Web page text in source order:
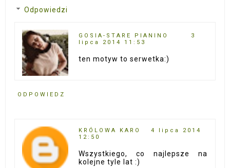
Odpowiedzi
GOSIA-STARE PIANINO
3
lipca 2014 11:53
ten motyw to serwetka:)
ODPOWIEDZ
KRÓLOWA KARO
4 lipca 2014
12:50
Wszystkiego, co najlepsze na
kolejne tyle lat :)